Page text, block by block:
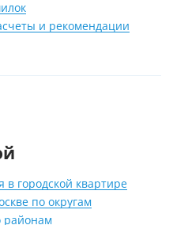
и рекомендации
в городской квартире
по округам
районам